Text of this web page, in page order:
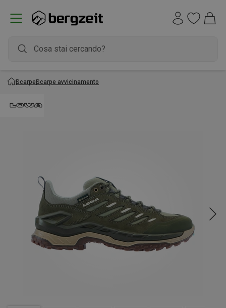
ScarpeScarpe avvicinamento